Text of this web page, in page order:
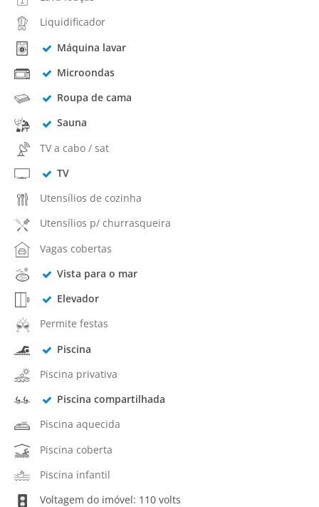
Liquidificador
Máquina lavar
Microondas
Roupa de cama
Sauna
TV a cabo / sat
TV
Utensílios de cozinha
Utensílios p/ churrasqueira
Vagas cobertas
Vista para o mar
Elevador
Permite festas
Piscina
Piscina privativa
Piscina compartilhada
Piscina aquecida
Piscina coberta
Piscina infantil
Voltagem do imóvel: 110 volts